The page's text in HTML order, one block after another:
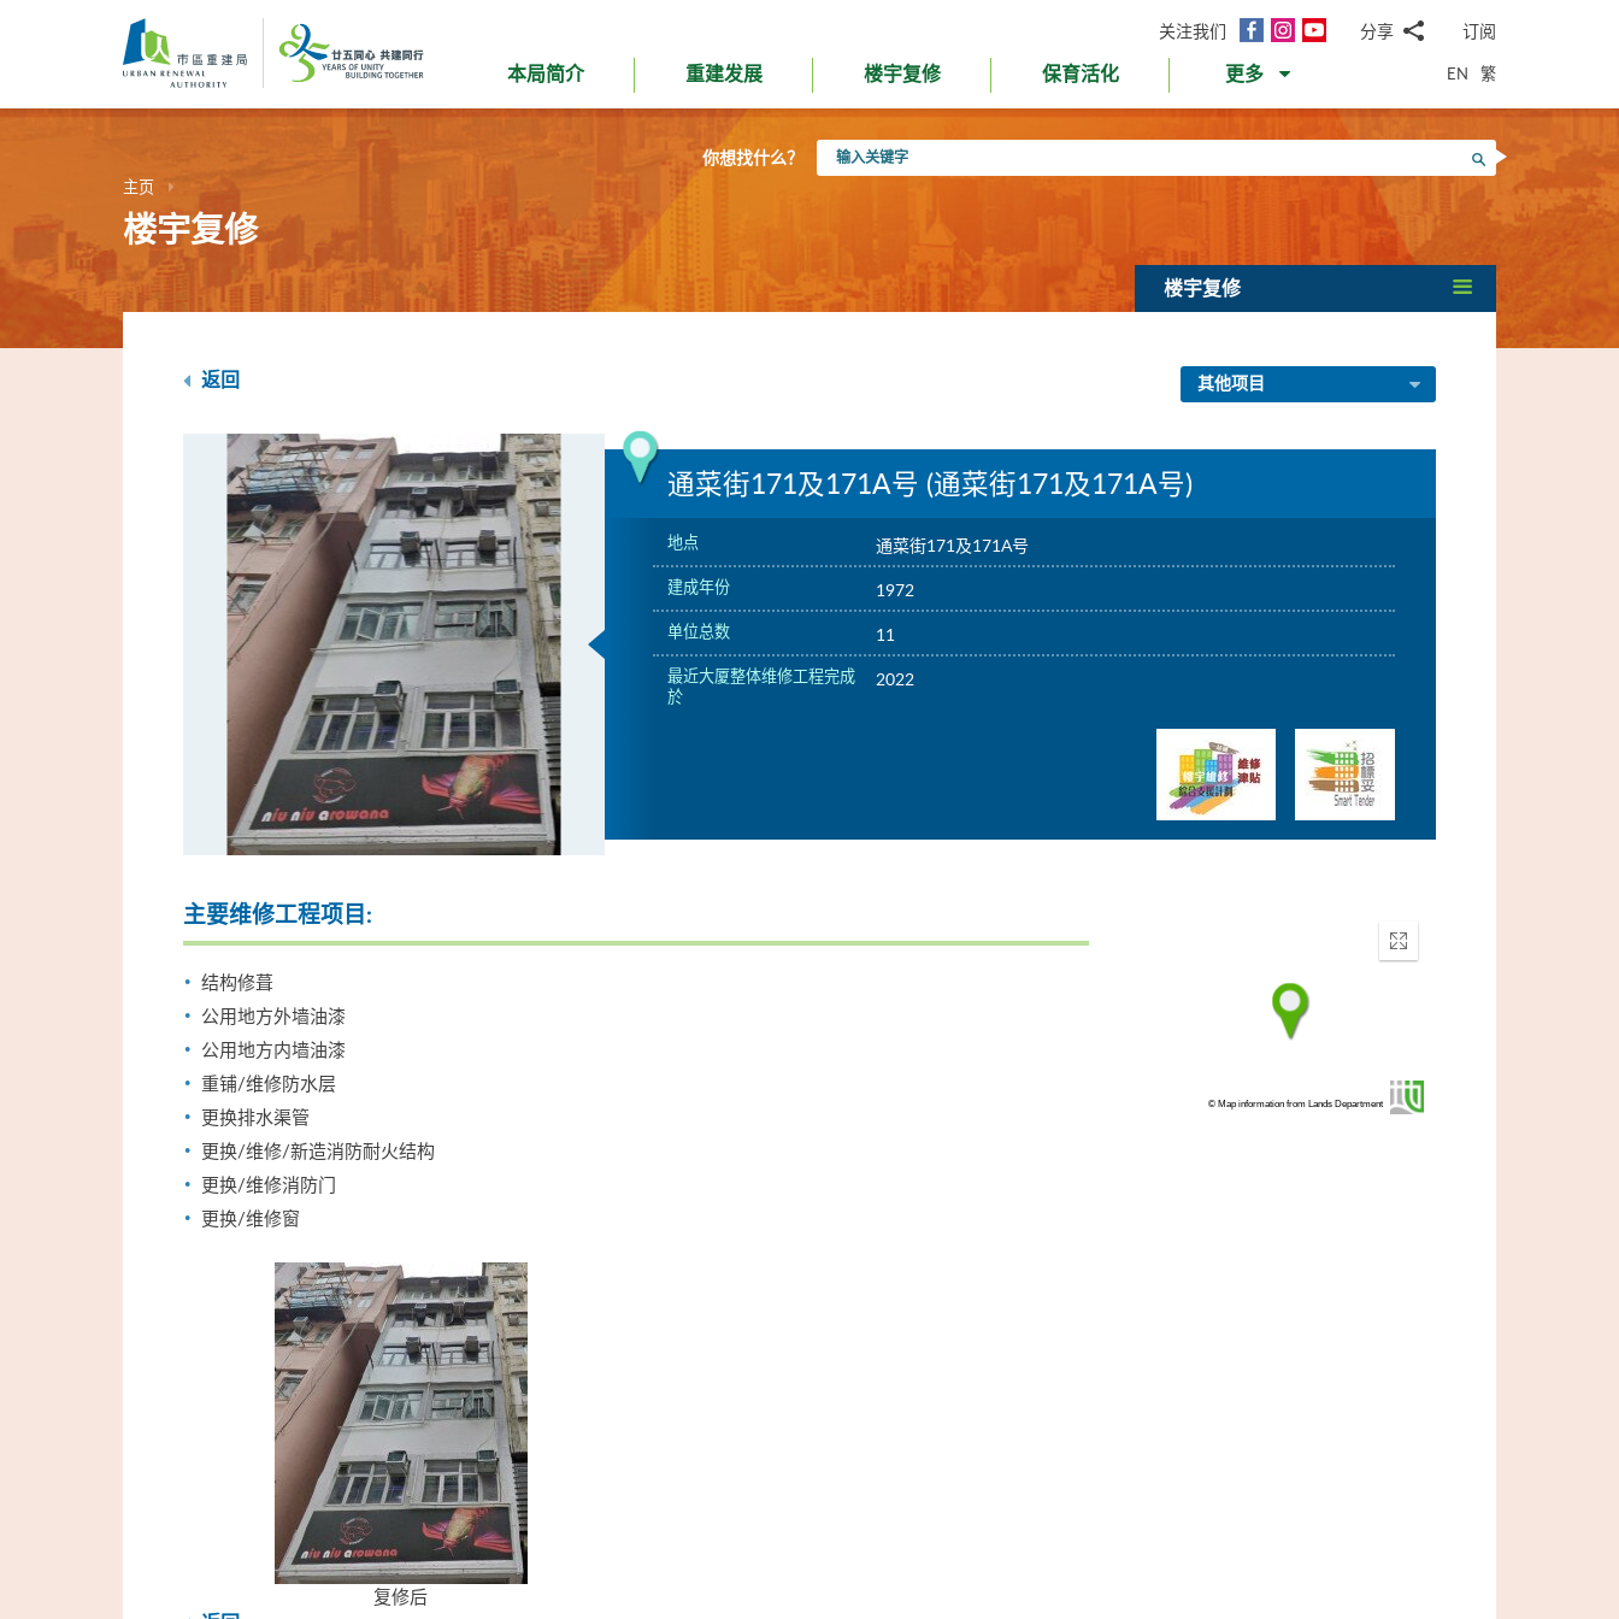
内
关注我们
面
InstagramYouTube分享
邮WhatsApp
微
信
面
书Twitter
LinkedIn
微
订阅
本局简介 重建发展 楼宇复修 保育活化 更多 EN 繁
你想找什么？
入
搜寻
主页
楼宇复修
楼宇复修
返回 其他项目
通菜街171及171A号 (通菜街171及171A号)
地点 通菜街171及171A号
建成年份 1972
单位总数 11
最近大厦整体维修工程完成
於
2022
主要维修工程项目:
结构修葺
公用地方外墙油漆
公用地方内墙油漆
重铺/维修防水层
更换排水渠管
更换/维修/新造消防耐火结构
更换/维修消防门
更换/维修窗
复修后
Enter
fullscreen
© Map information from Lands Department